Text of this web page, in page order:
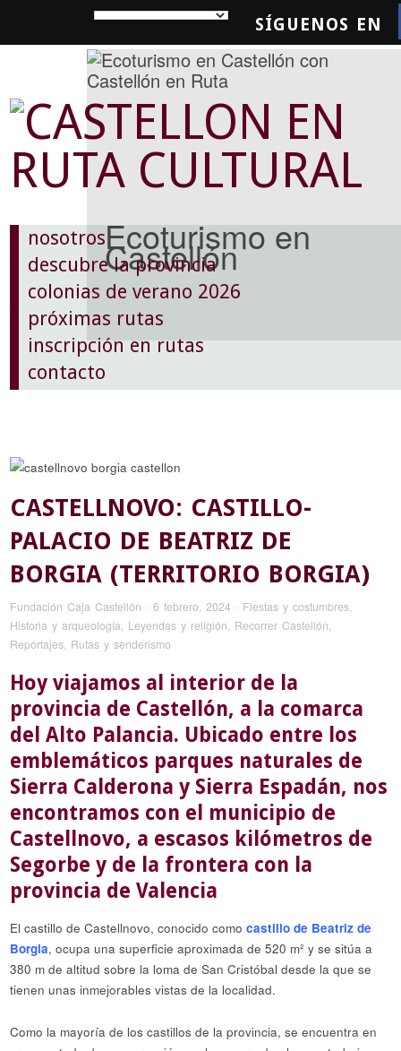
SÍGUENOS EN
Ecoturismo en
Castellón
nosotros
descubre la provincia
colonias de verano 2026
próximas rutas
inscripción en rutas
contacto
CASTELLNOVO: CASTILLO-
PALACIO DE BEATRIZ DE
BORGIA (TERRITORIO BORGIA)
Fundación Caja Castellón ·6 febrero, 2024 · Fiestas y costumbres,
Historia y arqueología, Leyendas y religión, Recorrer Castellón,
Reportajes, Rutas y senderismo
Hoy viajamos al interior de la
provincia de Castellón, a la comarca
del Alto Palancia. Ubicado entre los
emblemáticos parques naturales de
Sierra Calderona y Sierra Espadán, nos
encontramos con el municipio de
Castellnovo, a escasos kilómetros de
Segorbe y de la frontera con la
provincia de Valencia
El castillo de Castellnovo, conocido comocastillo de Beatriz de
Borgia, ocupa una superficie aproximada de 520 m² y se sitúa a
380 m de altitud sobre la loma de San Cristóbal desde la que se
tienen unas inmejorables vistas de la localidad.
Como la mayoría de los castillos de la provincia, se encuentra en